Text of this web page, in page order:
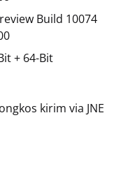
Build 10074
+ 64-Bit
kirim via JNE